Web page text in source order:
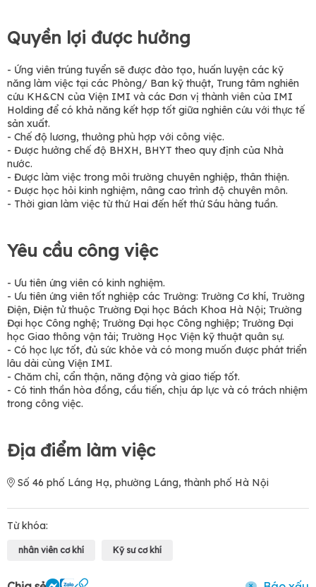
Quyền lợi được hưởng
- Ứng viên trúng tuyển sẽ được đào tạo, huấn luyện các kỹ
năng làm việc tại các Phòng/ Ban kỹ thuật, Trung tâm nghiên
cứu KH&CN của Viện IMI và các Đơn vị thành viên của IMI
Holding để có khả năng kết hợp tốt giữa nghiên cứu với thực tế
sản xuất.
- Chế độ lương, thưởng phù hợp với công việc.
- Được hưởng chế độ BHXH, BHYT theo quy định của Nhà
nước.
- Được làm việc trong môi trường chuyên nghiệp, thân thiện.
- Được học hỏi kinh nghiệm, nâng cao trình độ chuyên môn.
- Thời gian làm việc từ thứ Hai đến hết thứ Sáu hàng tuần.
Yêu cầu công việc
- Ưu tiên ứng viên có kinh nghiệm.
- Ưu tiên ứng viên tốt nghiệp các Trường: Trường Cơ khí, Trường
Điện, Điện tử thuộc Trường Đại học Bách Khoa Hà Nội; Trường
Đại học Công nghệ; Trường Đại học Công nghiệp; Trường Đại
học Giao thông vận tải; Trường Học Viện kỹ thuật quân sự.
- Có học lực tốt, đủ sức khỏe và có mong muốn được phát triển
lâu dài cùng Viện IMI.
- Chăm chỉ, cẩn thận, năng động và giao tiếp tốt.
- Có tinh thần hòa đồng, cầu tiến, chịu áp lực và có trách nhiệm
trong công việc.
Địa điểm làm việc
Số 46 phố Láng Hạ, phường Láng, thành phố Hà Nội
Từ khóa:
nhân viên cơ khí Kỹ sư cơ khí